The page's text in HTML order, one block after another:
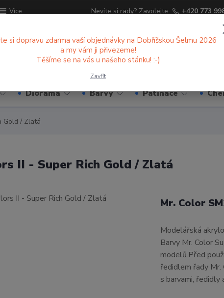
Více Nevíte si rady? Zavolejte. +420 773
Diorama Barvy Patinace
Gold / Zlatá
II - Super Rich Gold / Zlatá
Mr. Color
Modelářská
Barvy Mr. Color
modelů.Před
ředidlem řady Mr.
s barvami, ředidly
si dopravu zdarma vaší objednávky na Dobříšskou Šelmu 2026
a my vám ji přivezeme!
Těšíme se na vás u našeho stánku! :-)
Zavřít